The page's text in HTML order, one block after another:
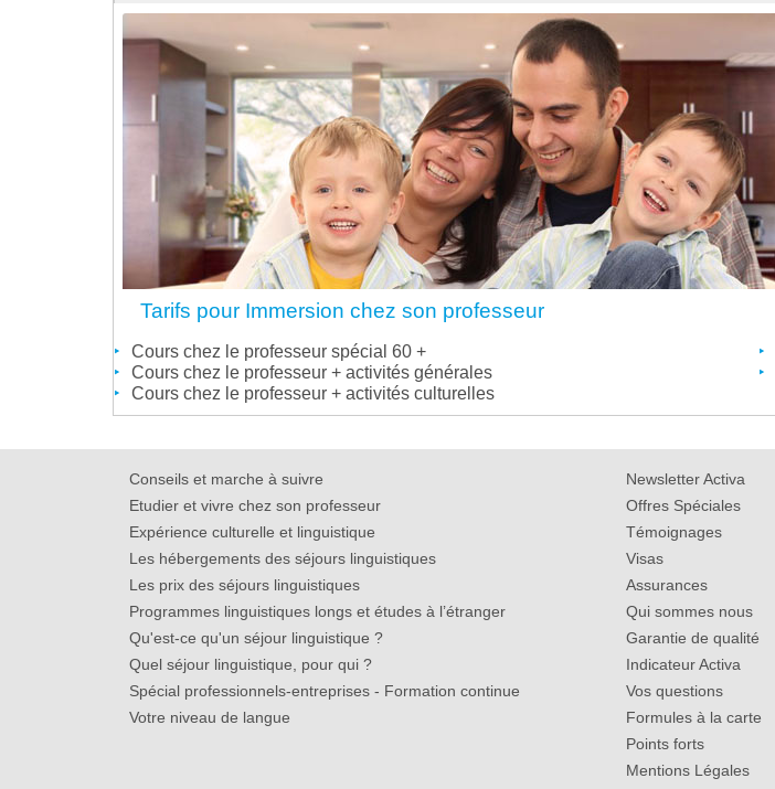
Tarifs pour Immersion chez son professeur
Cours chez le professeur spécial 60 +
Cours chez le professeur + activités générales
Cours chez le professeur + activités culturelles
Conseils et marche à suivre
Etudier et vivre chez son professeur
Expérience culturelle et linguistique
Les hébergements des séjours linguistiques
Les prix des séjours linguistiques
Programmes linguistiques longs et études à l’étranger
Qu'est-ce qu'un séjour linguistique ?
Quel séjour linguistique, pour qui ?
Spécial professionnels-entreprises - Formation continue
Votre niveau de langue
Newsletter Activa
Offres Spéciales
Témoignages
Visas
Assurances
Qui sommes nous
Garantie de qualité
Indicateur Activa
Vos questions
Formules à la carte
Points forts
Mentions Légales